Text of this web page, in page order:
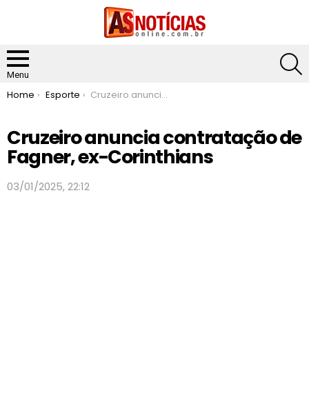
Menu
You are here:
Home Esporte Cruzeiro anuncia contratação de Fagner, ex-Corinthians
Cruzeiro anuncia contratação de
Fagner, ex-Corinthians
03/01/2025, 22:12